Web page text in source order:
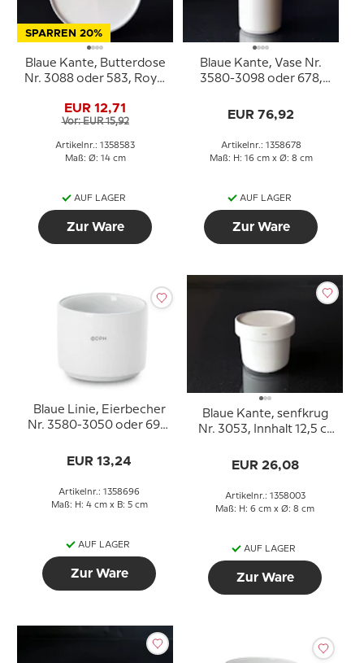
SPARREN 20%
Blaue Kante, Butterdose
Nr. 3088 oder 583, Royal
EUR 12,71
Vor: EUR 15,92
Artikelnr.: 1358583
Maß: Ø: 14 cm
AUF LAGER
Zur Ware
Blaue Kante, Vase Nr.
3580-3098 oder 678,
EUR 76,92
Artikelnr.: 1358678
Maß: H: 16 cm x Ø: 8 cm
AUF LAGER
Zur Ware
Blaue Linie, Eierbecher
Nr. 3580-3050 oder 696,
EUR 13,24
Artikelnr.: 1358696
Maß: H: 4 cm x B: 5 cm
AUF LAGER
Zur Ware
Blaue Kante, senfkrug
Nr. 3053, Innhalt 12,5 cl,
EUR 26,08
Artikelnr.: 1358003
Maß: H: 6 cm x Ø: 8 cm
AUF LAGER
Zur Ware